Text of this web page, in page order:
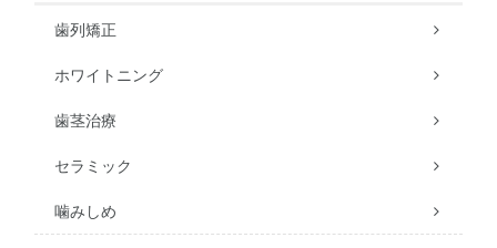
歯列矯正
ホワイトニング
歯茎治療
セラミック
噛みしめ